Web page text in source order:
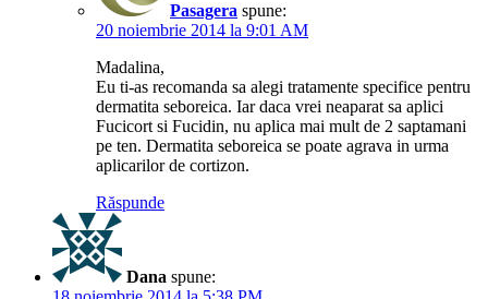
Pasagera spune:
20 noiembrie 2014 la 9:01 AM
Madalina,
Eu ti-as recomanda sa alegi tratamente specifice pentru
dermatita seboreica. Iar daca vrei neaparat sa aplici
Fucicort si Fucidin, nu aplica mai mult de 2 saptamani
pe ten. Dermatita seboreica se poate agrava in urma
aplicarilor de cortizon.
Răspunde
Dana spune: